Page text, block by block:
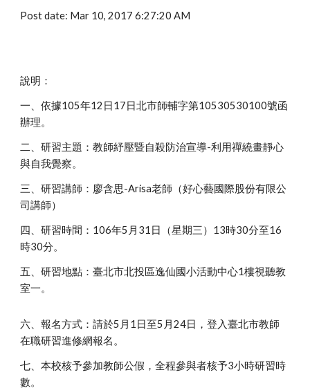
Post date: Mar 10, 2017 6:27:20 AM
說明：
一、依據105年12日17日北市師輔字第10530530100號函
辦理。
二、研習主題：教師紓壓暨自殺防治宣導-利用禪繞畫靜心
與自我覺察。
三、研習講師：廖含思-Arisa老師（好心藝國際股份有限公
司講師）
四、研習時間：106年5月31日（星期三）13時30分至16
時30分。
五、研習地點：臺北市北投區逸仙國小活動中心1樓視聽教
室一。
六、報名方式：請於5月1日至5月24日，登入臺北市教師
在職研習進修網報名。
七、本校核予參加教師公假，全程參與者核予3小時研習時
數。